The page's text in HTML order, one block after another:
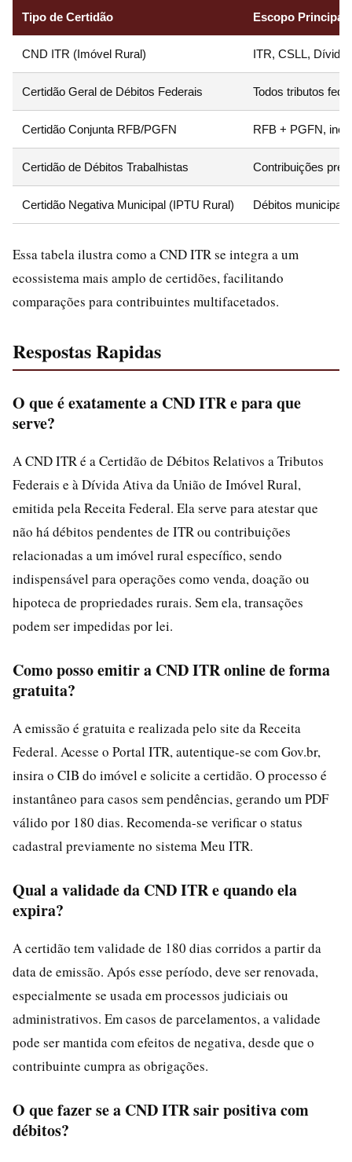
Tipo de Certidão Escopo Principal
CND ITR (Imóvel Rural) ITR, CSLL, Dívida
Certidão Geral de Débitos Federais Todos tributos
Certidão Conjunta RFB/PGFN RFB + PGFN,
Certidão de Débitos Trabalhistas Contribuições
Certidão Negativa Municipal (IPTU Rural) Débitos
Essa tabela ilustra como a CND ITR se integra a um
ecossistema mais amplo de certidões, facilitando
comparações para contribuintes multifacetados.
Respostas Rapidas
O que é exatamente a CND ITR e para que
serve?
A CND ITR é a Certidão de Débitos Relativos a Tributos
Federais e à Dívida Ativa da União de Imóvel Rural,
emitida pela Receita Federal. Ela serve para atestar que
não há débitos pendentes de ITR ou contribuições
relacionadas a um imóvel rural específico, sendo
indispensável para operações como venda, doação ou
hipoteca de propriedades rurais. Sem ela, transações
podem ser impedidas por lei.
Como posso emitir a CND ITR online de forma
gratuita?
A emissão é gratuita e realizada pelo site da Receita
Federal. Acesse o Portal ITR, autentique-se com Gov.br,
insira o CIB do imóvel e solicite a certidão. O processo é
instantâneo para casos sem pendências, gerando um PDF
válido por 180 dias. Recomenda-se verificar o status
cadastral previamente no sistema Meu ITR.
Qual a validade da CND ITR e quando ela
expira?
A certidão tem validade de 180 dias corridos a partir da
data de emissão. Após esse período, deve ser renovada,
especialmente se usada em processos judiciais ou
administrativos. Em casos de parcelamentos, a validade
pode ser mantida com efeitos de negativa, desde que o
contribuinte cumpra as obrigações.
O que fazer se a CND ITR sair positiva com
débitos?